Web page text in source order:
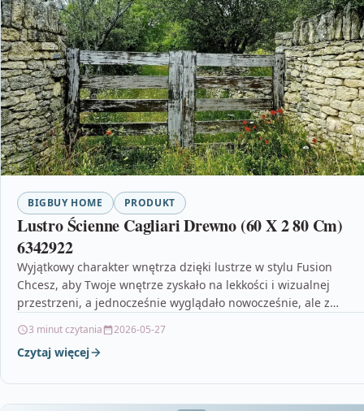
BIGBUY HOME PRODUKT
Lustro Ścienne Cagliari Drewno (60 X 2 80 Cm)
6342922
Wyjątkowy charakter wnętrza dzięki lustrze w stylu Fusion
Chcesz, aby Twoje wnętrze zyskało na lekkości i wizualnej
przestrzeni, a jednocześnie wyglądało nowocześnie, ale z…
3 minut czytania 2026-05-27
Czytaj więcej